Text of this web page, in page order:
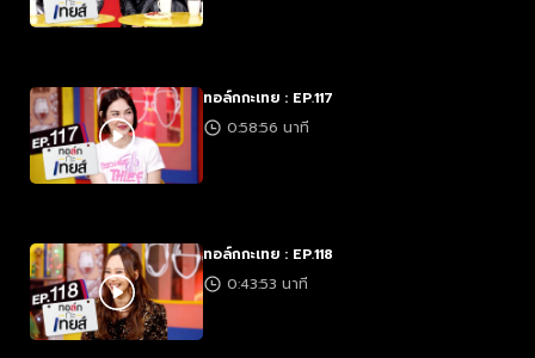
ทอล์กกะเทย : EP.117
0:58:56 นาที
ทอล์กกะเทย : EP.118
0:43:53 นาที